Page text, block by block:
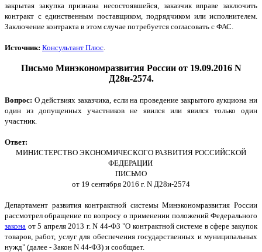
закрытая закупка признана несостоявшейся, заказчик вправе заключить
контракт с единственным поставщиком, подрядчиком или исполнителем.
Заключение контракта в этом случае потребуется согласовать с ФАС.
Источник: Консультант Плюс
Письмо Минэкономразвития России от 19.09.2016 N
Д28и-2574.
Вопрос: О действиях заказчика, если на проведение закрытого аукциона ни
один из допущенных участников не явился или явился только один
участник.
Ответ:
МИНИСТЕРСТВО ЭКОНОМИЧЕСКОГО РАЗВИТИЯ РОССИЙСКОЙ
ФЕДЕРАЦИИ
ПИСЬМО
от 19 сентября 2016 г. N Д28и-2574
Департамент развития контрактной системы Минэкономразвития России
рассмотрел обращение по вопросу о применении положений Федерального
закона от 5 апреля 2013 г. N 44-ФЗ "О контрактной системе в сфере закупок
товаров, работ, услуг для обеспечения государственных и муниципальных
нужд" (далее - Закон N 44-ФЗ) и сообщает.